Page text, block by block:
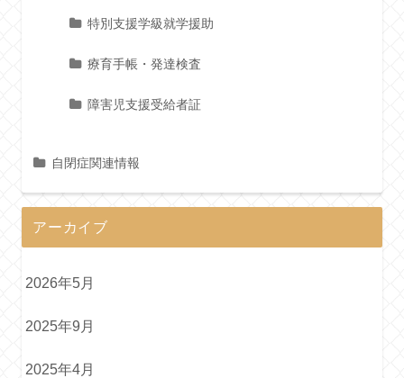
特別支援学級就学援助
療育手帳・発達検査
障害児支援受給者証
自閉症関連情報
アーカイブ
2026年5月
2025年9月
2025年4月